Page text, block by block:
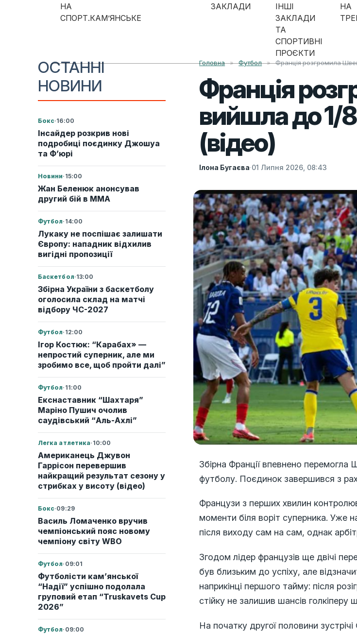
Skip to content
НА
СПОРТ.КАМ’ЯНСЬКЕ
ЗАКЛАДИ
ІНШІ
ЗАКЛАДИ
ТА
СПОРТИВНІ
ПРОЄКТИ
НА
ОСТАННІ
НОВИНИ
Бокс·16:00
Інсайдер розкрив нові
подробиці поєдинку Джошуа
та Ф’юрі
Новини· 15:00
Жан Беленюк анонсував
другий бій в ММА
Футбол· 14:00
Лукаку не поспішає залишати
Європу: нападник відхилив
вигідні пропозиції
Баскетбол·13:00
Збірна України з баскетболу
оголосила склад на матчі
відбору ЧС-2027
Футбол· 12:00
Ігор Костюк: “Карабах» —
непростий суперник, але ми
зробимо все, щоб пройти далі”
Футбол· 11:00
Екснаставник “Шахтаря”
Маріно Пушич очолив
саудівський “Аль-Ахлі”
Легка атлетика· 10:00
Американець Джувон
Гаррісон перевершив
найкращий результат сезону у
стрибках у висоту (відео)
Бокс·09:29
Василь Ломаченко вручив
чемпіонський пояс новому
чемпіону світу WBO
Футбол· 09:01
Футболісти кам’янської
“Надії” успішно подолала
груповий етап “Truskavets Cup
2026”
Футбол· 09:00
Головна » Футбол » Франція розгромила
Франція
вийшла до 1/
(відео)
Ілона Бугаєва·01 Липня 2026, 08:43
Збірна Франції впевнено перемогла
футболу. Поєдинок завершився з
Французи з перших хвилин
моменти біля воріт суперника. Уже
після виходу сам на сам, однак
Згодом лідер французів ще двічі
був близьким до успіху, але
наприкінці першого тайму: після
стійку не залишив шансів голкіперу
На початку другої половини